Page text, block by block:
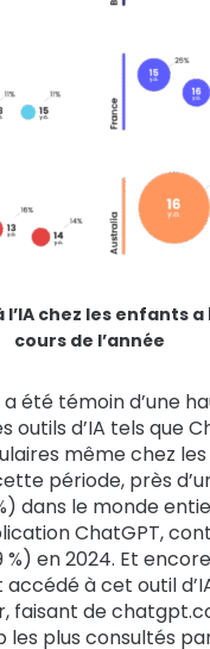
l’IA chez les enfants
cours de l’année
a été témoin d’une
outils d’IA tels que
même chez
période, près
dans le monde
ChatGPT,
%) en 2024. Et
à cet outil
faisant de
les plus consultés